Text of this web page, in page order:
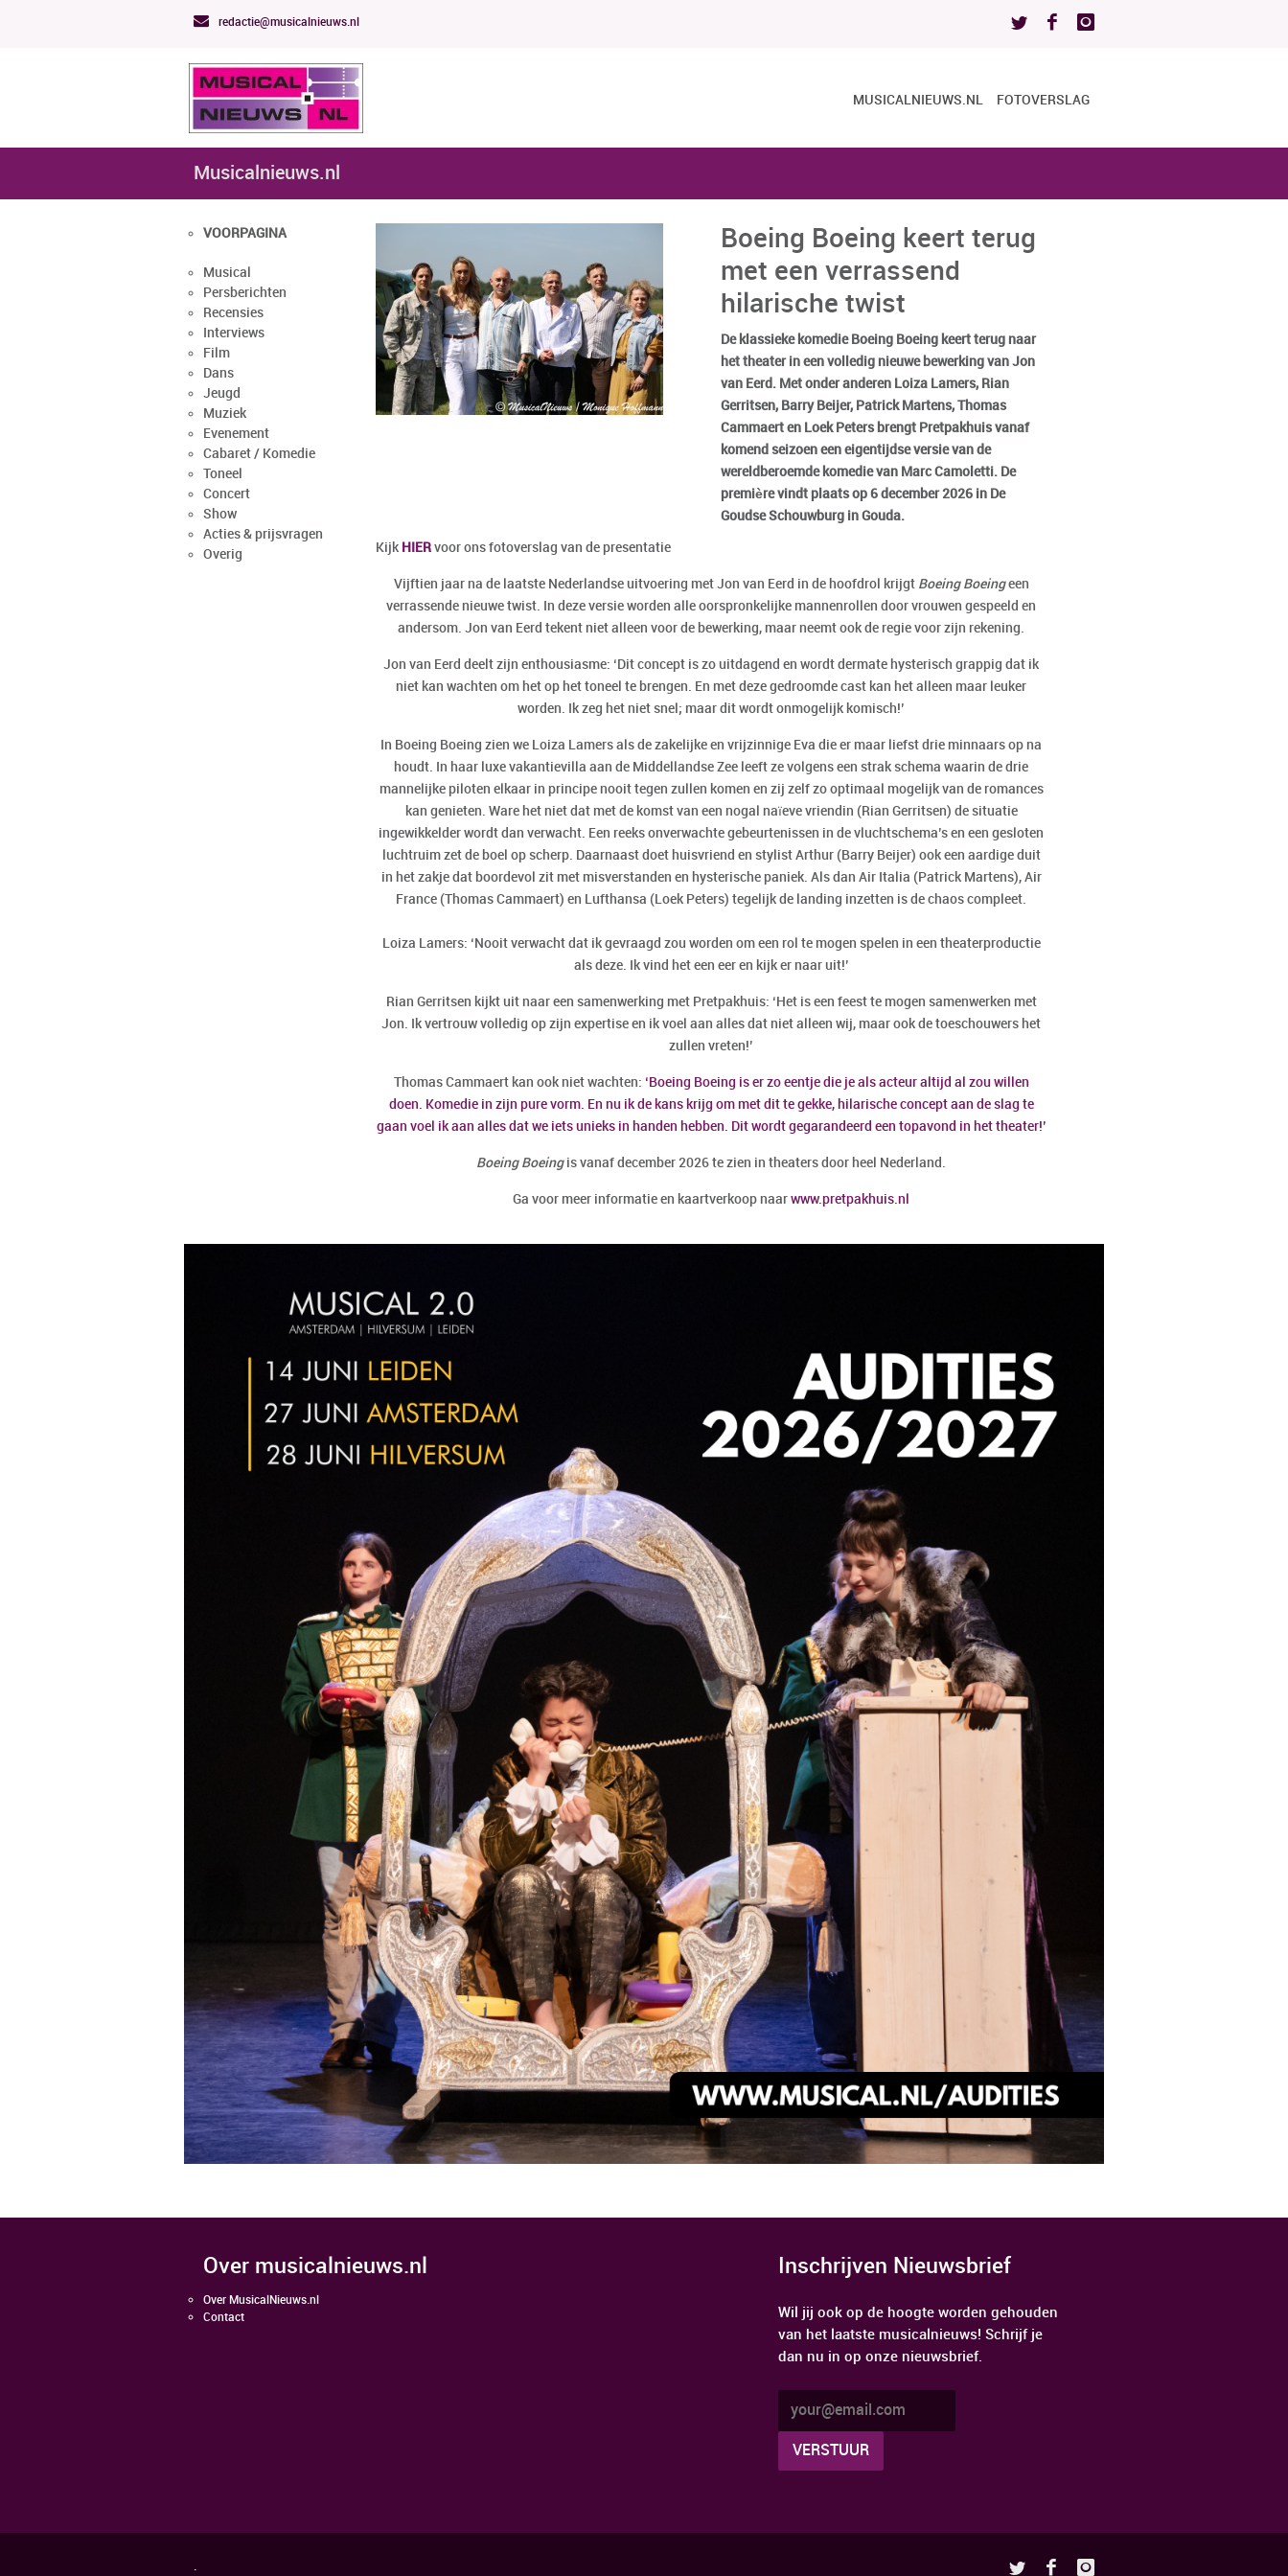
redactie@musicalnieuws.nl
MUSICALNIEUWS.NL FOTOVERSLAG
Musicalnieuws.nl
VOORPAGINA
Musical
Persberichten
Recensies
Interviews
Film
Dans
Jeugd
Muziek
Evenement
Cabaret / Komedie
Toneel
Concert
Show
Acties & prijsvragen
Overig
Boeing Boeing keert terug
met een verrassend
hilarische twist
De klassieke komedie Boeing Boeing keert terug naar
het theater in een volledig nieuwe bewerking van Jon
van Eerd. Met onder anderen Loiza Lamers, Rian
Gerritsen, Barry Beijer, Patrick Martens, Thomas
Cammaert en Loek Peters brengt Pretpakhuis vanaf
komend seizoen een eigentijdse versie van de
wereldberoemde komedie van Marc Camoletti. De
première vindt plaats op 6 december 2026 in De
Goudse Schouwburg in Gouda.
Kijk HIER voor ons fotoverslag van de presentatie
Vijftien jaar na de laatste Nederlandse uitvoering met Jon van Eerd in de hoofdrol krijgt Boeing Boeing een
verrassende nieuwe twist. In deze versie worden alle oorspronkelijke mannenrollen door vrouwen gespeeld en
andersom. Jon van Eerd tekent niet alleen voor de bewerking, maar neemt ook de regie voor zijn rekening.
Jon van Eerd deelt zijn enthousiasme: ‘Dit concept is zo uitdagend en wordt dermate hysterisch grappig dat ik
niet kan wachten om het op het toneel te brengen. En met deze gedroomde cast kan het alleen maar leuker
worden. Ik zeg het niet snel; maar dit wordt onmogelijk komisch!’
In Boeing Boeing zien we Loiza Lamers als de zakelijke en vrijzinnige Eva die er maar liefst drie minnaars op na
houdt. In haar luxe vakantievilla aan de Middellandse Zee leeft ze volgens een strak schema waarin de drie
mannelijke piloten elkaar in principe nooit tegen zullen komen en zij zelf zo optimaal mogelijk van de romances
kan genieten. Ware het niet dat met de komst van een nogal naïeve vriendin ( Rian Gerritsen) de situatie
ingewikkelder wordt dan verwacht. Een reeks onverwachte gebeurtenissen in de vluchtschema’s en een gesloten
luchtruim zet de boel op scherp. Daarnaast doet huisvriend en stylist Arthur ( Barry Beijer) ook een aardige duit
in het zakje dat boordevol zit met misverstanden en hysterische paniek. Als dan Air Italia ( Patrick Martens), Air
France (Thomas Cammaert) en Lufthansa ( Loek Peters) tegelijk de landing inzetten is de chaos compleet.
Loiza Lamers: ‘ Nooit verwacht dat ik gevraagd zou worden om een rol te mogen spelen in een theaterproductie
als deze. Ik vind het een eer en kijk er naar uit!’
Rian Gerritsen kijkt uit naar een samenwerking met Pretpakhuis: ‘Het is een feest te mogen samenwerken met
Jon. Ik vertrouw volledig op zijn expertise en ik voel aan alles dat niet alleen wij, maar ook de toeschouwers het
zullen vreten!’
Thomas Cammaert kan ook niet wachten: ‘ Boeing Boeing is er zo eentje die je als acteur altijd al zou willen
doen. Komedie in zijn pure vorm. En nu ik de kans krijg om met dit te gekke, hilarische concept aan de slag te
gaan voel ik aan alles dat we iets unieks in handen hebben. Dit wordt gegarandeerd een topavond in het theater!’
Boeing Boeing is vanaf december 2026 te zien in theaters door heel Nederland.
Ga voor meer informatie en kaartverkoop naar www.pretpakhuis.nl
over musicalnieuws.nl
Over MusicalNieuws.nl
Contact
Inschrijven Nieuwsbrief
Wil jij ook op de hoogte worden gehouden
van het laatste musicalnieuws! Schrijf je
dan nu in op onze nieuwsbrief.
.